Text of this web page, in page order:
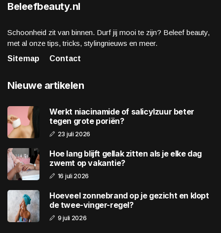
Beleefbeauty.nl
Schoonheid zit van binnen. Durf jij mooi te zijn? Beleef beauty,
met al onze tips, tricks, stylingnieuws en meer.
Sitemap
Contact
Nieuwe artikelen
Werkt niacinamide of salicylzuur beter
tegen grote poriën?
23 juli 2026
Hoe lang blijft gellak zitten als je elke dag
zwemt op vakantie?
16 juli 2026
Hoeveel zonnebrand op je gezicht en klopt
de twee-vinger-regel?
9 juli 2026